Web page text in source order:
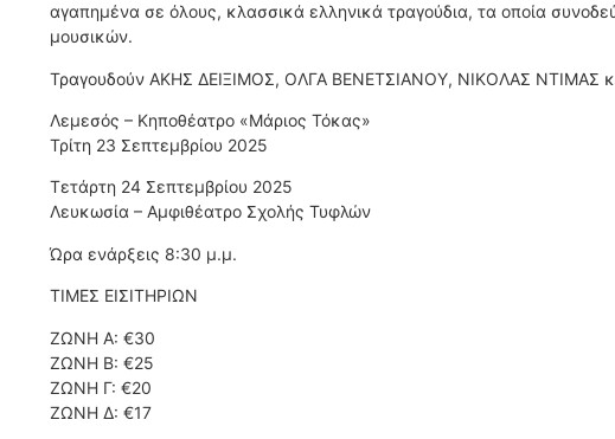
αγαπημένα σε όλους, κλασσικά ελληνικά τραγούδια, τα οποία
μουσικών.
Τραγουδούν ΑΚΗΣ ΔΕΙΞΙΜΟΣ, ΟΛΓΑ ΒΕΝΕΤΣΙΑΝΟΥ, ΝΙΚΟΛΑΣ ΝΤΙΜΑΣ
Λεμεσός – Κηποθέατρο «Μάριος Τόκας»
Τρίτη 23 Σεπτεμβρίου 2025
Τετάρτη 24 Σεπτεμβρίου 2025
Λευκωσία – Αμφιθέατρο Σχολής Τυφλών
Ώρα ενάρξεις 8:30 μ.μ.
ΤΙΜΕΣ ΕΙΣΙΤΗΡΙΩΝ
ΖΩΝΗ A: €30
ΖΩΝΗ B: €25
ΖΩΝΗ Γ: €20
ΖΩΝΗ Δ: €17